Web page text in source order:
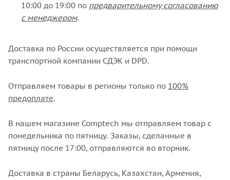
10:00 до 19:00 по предварительному согласованию
с менеджером.
Доставка по России осуществляется при помощи
транспортной компании СДЭК и DPD.
Отправляем товары в регионы только по 100%
предоплате.
В нашем магазине Comptech мы отправляем товар с
понедельника по пятницу. Заказы, сделанные в
пятницу после 17:00, отправляются во вторник.
Доставка в страны Беларусь, Казахстан, Армения,